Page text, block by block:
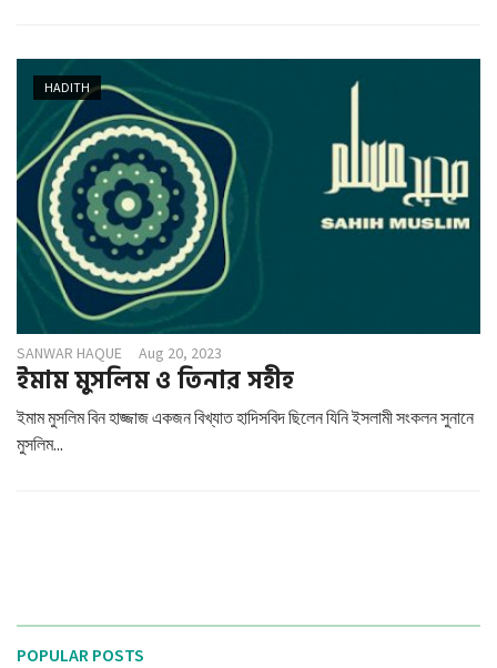
HADITH
SANWAR HAQUE Aug 20, 2023
ইমাম মুসলিম ও তিনার সহীহ
ইমাম মুসলিম বিন হাজ্জাজ একজন বিখ্যাত হাদিসবিদ ছিলেন যিনি ইসলামী সংকলন সুনানে
মুসলিম...
POPULAR POSTS